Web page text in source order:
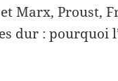
Marx, Proust,
dur : pourquoi